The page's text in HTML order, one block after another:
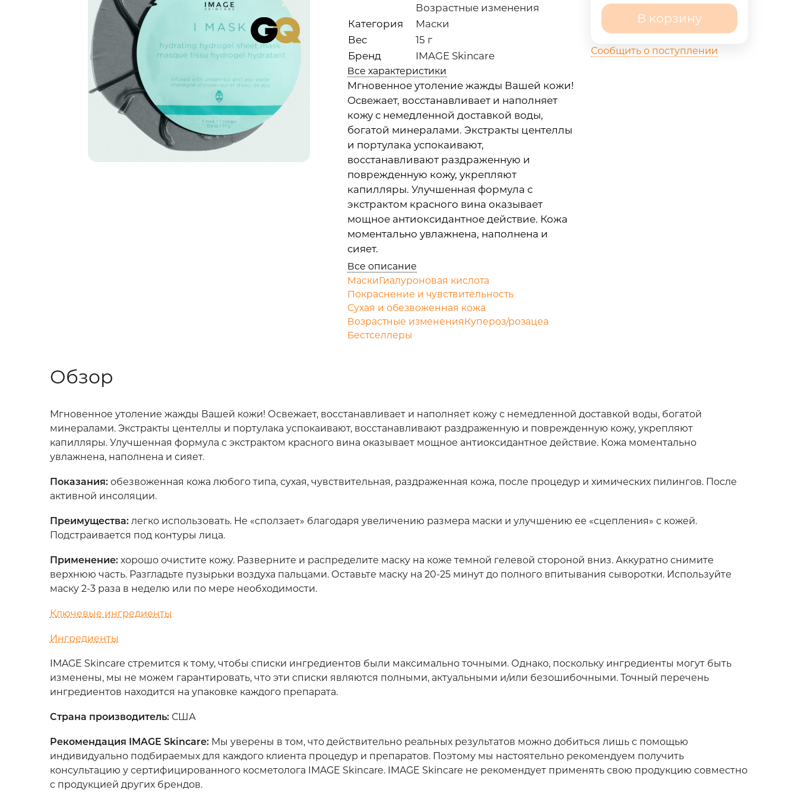
Возрастные изменения
Категория
Маски
Вес
15 г
Бренд
IMAGE Skincare
Все характеристики
Мгновенное утоление жажды Вашей кожи!
Освежает, восстанавливает и наполняет
кожу с немедленной доставкой воды,
богатой минералами. Экстракты центеллы
и портулака успокаивают,
восстанавливают раздраженную и
поврежденную кожу, укрепляют
капилляры. Улучшенная формула с
экстрактом красного вина оказывает
мощное антиоксидантное действие. Кожа
моментально увлажнена, наполнена и
сияет.
Все описание
МаскиГиалуроновая кислота
Покраснение и чувствительность
Сухая и обезвоженная кожа
Возрастные измененияКупероз/розацеа
Бестселлеры
В корзину
Сообщить о поступлении
Обзор
Мгновенное утоление жажды Вашей кожи! Освежает, восстанавливает и наполняет кожу с немедленной доставкой воды, богатой
минералами. Экстракты центеллы и портулака успокаивают, восстанавливают раздраженную и поврежденную кожу, укрепляют
капилляры. Улучшенная формула с экстрактом красного вина оказывает мощное антиоксидантное действие. Кожа моментально
увлажнена, наполнена и сияет.
Показания:обезвоженная кожа любого типа, сухая, чувствительная, раздраженная кожа, после процедур и химических пилингов. После
активной инсоляции.
Преимущества:легко использовать. Не «сползает» благодаря увеличению размера маски и улучшению ее «сцепления» с кожей.
Подстраивается под контуры лица.
Применение:хорошо очистите кожу. Разверните и распределите маску на коже темной гелевой стороной вниз. Аккуратно снимите
верхнюю часть. Разгладьте пузырьки воздуха пальцами. Оставьте маску на 20-25 минут до полного впитывания сыворотки. Используйте
маску 2-3 раза в неделю или по мере необходимости.
Ключевые ингредиенты
Ингредиенты
IMAGE Skincare стремится к тому, чтобы списки ингредиентов были максимально точными. Однако, поскольку ингредиенты могут быть
изменены, мы не можем гарантировать, что эти списки являются полными, актуальными и/или безошибочными. Точный перечень
ингредиентов находится на упаковке каждого препарата.
Страна производитель:США
Рекомендация IMAGE Skincare:Мы уверены в том, что действительно реальных результатов можно добиться лишь с помощью
индивидуально подбираемых для каждого клиента процедур и препаратов. Поэтому мы настоятельно рекомендуем получить
консультацию у сертифицированного косметолога IMAGE Skincare. IMAGE Skincare не рекомендует применять свою продукцию совместно
с продукцией других брендов.